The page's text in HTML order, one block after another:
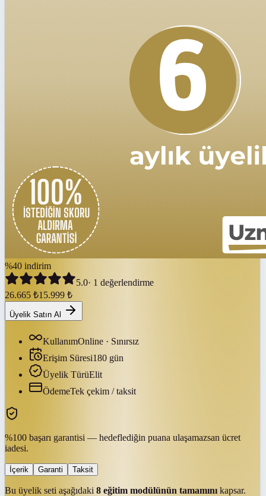
%40 indirim
5.0· 1 değerlendirme
26.665 ₺15.999 ₺
Üyelik Satın Al
KullanımOnline · Sınırsız
Erişim Süresi180 gün
Üyelik TürüElit
ÖdemeTek çekim / taksit
%100 başarı garantisi — hedeflediğin puana ulaşamazsan ücret
iadesi.
İçerik Garanti Taksit
Bu üyelik seti aşağıdaki 8 eğitim modülünün tamamını kapsar.